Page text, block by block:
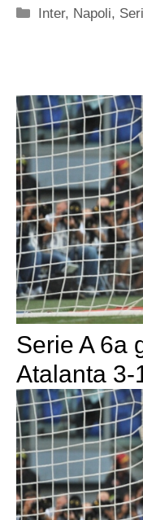
Categorie
Inter, Napoli,
Serie A 6a
Atalanta 3-